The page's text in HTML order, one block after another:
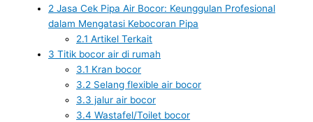
2 Jasa Cek Pipa Air Bocor: Keunggulan Profesional
dalam Mengatasi Kebocoran Pipa
2.1 Artikel Terkait
3 Titik bocor air di rumah
3.1 Kran bocor
3.2 Selang flexible air bocor
3.3 jalur air bocor
3.4 Wastafel/Toilet bocor